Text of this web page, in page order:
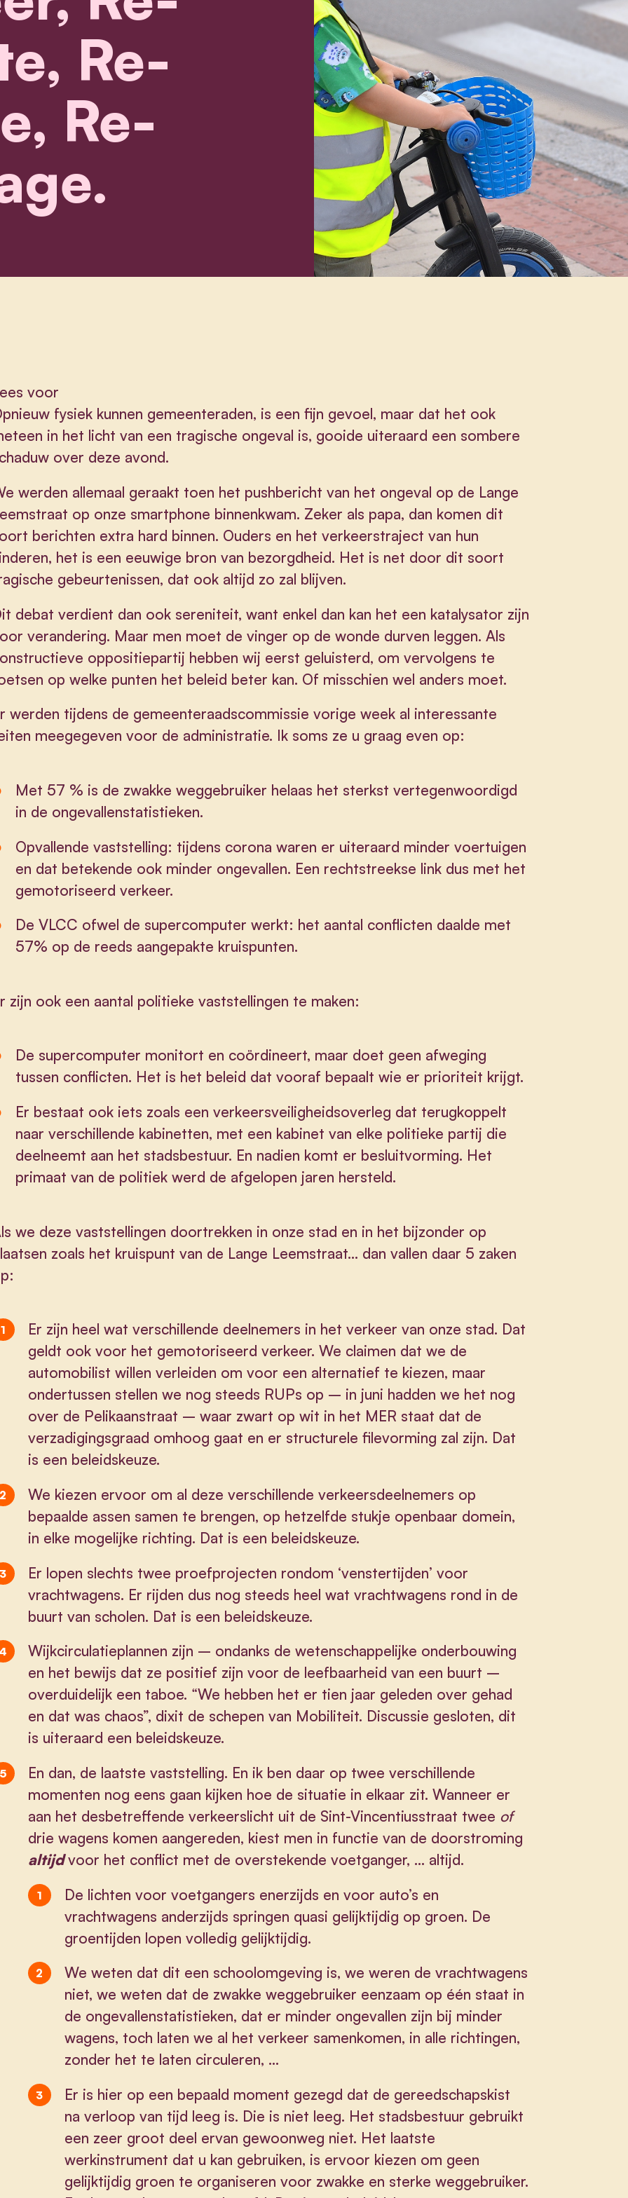
Re-
Re-
voor
fysiek kunnen gemeenteraden, is een fijn gevoel, maar dat het ook
in het licht van een tragische ongeval is, gooide uiteraard een sombere
over deze avond.
werden allemaal geraakt toen het pushbericht van het ongeval op de Lange
op onze smartphone binnenkwam. Zeker als papa, dan komen dit
berichten extra hard binnen. Ouders en het verkeerstraject van hun
het is een eeuwige bron van bezorgdheid. Het is net door dit soort
gebeurtenissen, dat ook altijd zo zal blijven.
debat verdient dan ook sereniteit, want enkel dan kan het een katalysator zijn
verandering. Maar men moet de vinger op de wonde durven leggen. Als
oppositiepartij hebben wij eerst geluisterd, om vervolgens te
op welke punten het beleid beter kan. Of misschien wel anders moet.
werden tijdens de gemeenteraadscommissie vorige week al interessante
meegegeven voor de administratie. Ik soms ze u graag even op:
Met 57 % is de zwakke weggebruiker helaas het sterkst vertegenwoordigd
in de ongevallenstatistieken.
Opvallende vaststelling: tijdens corona waren er uiteraard minder voertuigen
en dat betekende ook minder ongevallen. Een rechtstreekse link dus met het
gemotoriseerd verkeer.
De VLCC ofwel de supercomputer werkt: het aantal conflicten daalde met
57% op de reeds aangepakte kruispunten.
zijn ook een aantal politieke vaststellingen te maken:
De supercomputer monitort en coördineert, maar doet geen afweging
tussen conflicten. Het is het beleid dat vooraf bepaalt wie er prioriteit krijgt.
Er bestaat ook iets zoals een verkeersveiligheidsoverleg dat terugkoppelt
naar verschillende kabinetten, met een kabinet van elke politieke partij die
deelneemt aan het stadsbestuur. En nadien komt er besluitvorming. Het
primaat van de politiek werd de afgelopen jaren hersteld.
we deze vaststellingen doortrekken in onze stad en in het bijzonder op
zoals het kruispunt van de Lange Leemstraat… dan vallen daar 5 zaken
Er zijn heel wat verschillende deelnemers in het verkeer van onze stad. Dat
geldt ook voor het gemotoriseerd verkeer. We claimen dat we de
automobilist willen verleiden om voor een alternatief te kiezen, maar
ondertussen stellen we nog steeds RUPs op – in juni hadden we het nog
over de Pelikaanstraat – waar zwart op wit in het MER staat dat de
verzadigingsgraad omhoog gaat en er structurele filevorming zal zijn. Dat
is een beleidskeuze.
We kiezen ervoor om al deze verschillende verkeersdeelnemers op
bepaalde assen samen te brengen, op hetzelfde stukje openbaar domein,
in elke mogelijke richting. Dat is een beleidskeuze.
Er lopen slechts twee proefprojecten rondom ‘venstertijden’ voor
vrachtwagens. Er rijden dus nog steeds heel wat vrachtwagens rond in de
buurt van scholen. Dat is een beleidskeuze.
Wijkcirculatieplannen zijn – ondanks de wetenschappelijke onderbouwing
en het bewijs dat ze positief zijn voor de leefbaarheid van een buurt –
overduidelijk een taboe. “We hebben het er tien jaar geleden over gehad
en dat was chaos”, dixit de schepen van Mobiliteit. Discussie gesloten, dit
is uiteraard een beleidskeuze.
En dan, de laatste vaststelling. En ik ben daar op twee verschillende
momenten nog eens gaan kijken hoe de situatie in elkaar zit. Wanneer er
aan het desbetreffende verkeerslicht uit de Sint-Vincentiusstraat twee of
drie wagens komen aangereden, kiest men in functie van de doorstroming
altijdvoor het conflict met de overstekende voetganger, … altijd.
De lichten voor voetgangers enerzijds en voor auto’s en
vrachtwagens anderzijds springen quasi gelijktijdig op groen. De
groentijden lopen volledig gelijktijdig.
We weten dat dit een schoolomgeving is, we weren de vrachtwagens
niet, we weten dat de zwakke weggebruiker eenzaam op één staat in
de ongevallenstatistieken, dat er minder ongevallen zijn bij minder
wagens, toch laten we al het verkeer samenkomen, in alle richtingen,
zonder het te laten circuleren, …
Er is hier op een bepaald moment gezegd dat de gereedschapskist
na verloop van tijd leeg is. Die is niet leeg. Het stadsbestuur gebruikt
een zeer groot deel ervan gewoonweg niet. Het laatste
werkinstrument dat u kan gebruiken, is ervoor kiezen om geen
gelijktijdig groen te organiseren voor zwakke en sterke weggebruiker.